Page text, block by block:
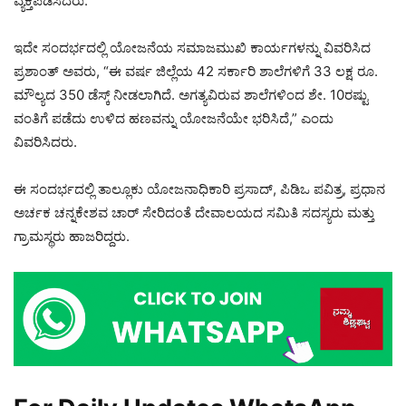
ಇದೇ ಸಂದರ್ಭದಲ್ಲಿ ಯೋಜನೆಯ ಸಮಾಜಮುಖಿ ಕಾರ್ಯಗಳನ್ನು ವಿವರಿಸಿದ
ಪ್ರಶಾಂತ್ ಅವರು, “ಈ ವರ್ಷ ಜಿಲ್ಲೆಯ 42 ಸರ್ಕಾರಿ ಶಾಲೆಗಳಿಗೆ 33 ಲಕ್ಷ ರೂ.
ಮೌಲ್ಯದ 350 ಡೆಸ್ಕ್ ನೀಡಲಾಗಿದೆ. ಅಗತ್ಯವಿರುವ ಶಾಲೆಗಳಿಂದ ಶೇ. 10ರಷ್ಟು
ವಂತಿಗೆ ಪಡೆದು ಉಳಿದ ಹಣವನ್ನು ಯೋಜನೆಯೇ ಭರಿಸಿದೆ,” ಎಂದು
ವಿವರಿಸಿದರು.
ಈ ಸಂದರ್ಭದಲ್ಲಿ ತಾಲ್ಲೂಕು ಯೋಜನಾಧಿಕಾರಿ ಪ್ರಸಾದ್, ಪಿಡಿಒ ಪವಿತ್ರ, ಪ್ರಧಾನ
ಅರ್ಚಕ ಚನ್ನಕೇಶವ ಚಾರ್ ಸೇರಿದಂತೆ ದೇವಾಲಯದ ಸಮಿತಿ ಸದಸ್ಯರು ಮತ್ತು
ಗ್ರಾಮಸ್ಥರು ಹಾಜರಿದ್ದರು.